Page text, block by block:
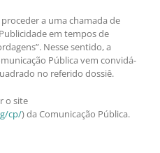
a uma chamada de
em tempos de
Nesse sentido, a
Pública vem convidá-
no referido dossiê.
o site
cp/) da Comunicação Pública.